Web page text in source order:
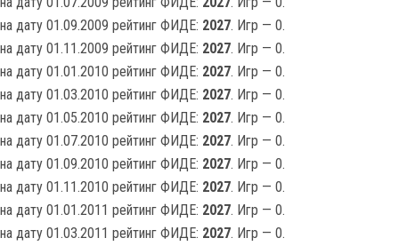
на дату 01.09.2009 рейтинг ФИДЕ: 2027. Игр — 0.
на дату 01.11.2009 рейтинг ФИДЕ: 2027. Игр — 0.
на дату 01.01.2010 рейтинг ФИДЕ: 2027. Игр — 0.
на дату 01.03.2010 рейтинг ФИДЕ: 2027. Игр — 0.
на дату 01.05.2010 рейтинг ФИДЕ: 2027. Игр — 0.
на дату 01.07.2010 рейтинг ФИДЕ: 2027. Игр — 0.
на дату 01.09.2010 рейтинг ФИДЕ: 2027. Игр — 0.
на дату 01.11.2010 рейтинг ФИДЕ: 2027. Игр — 0.
на дату 01.01.2011 рейтинг ФИДЕ: 2027. Игр — 0.
на дату 01.03.2011 рейтинг ФИДЕ: 2027. Игр — 0.